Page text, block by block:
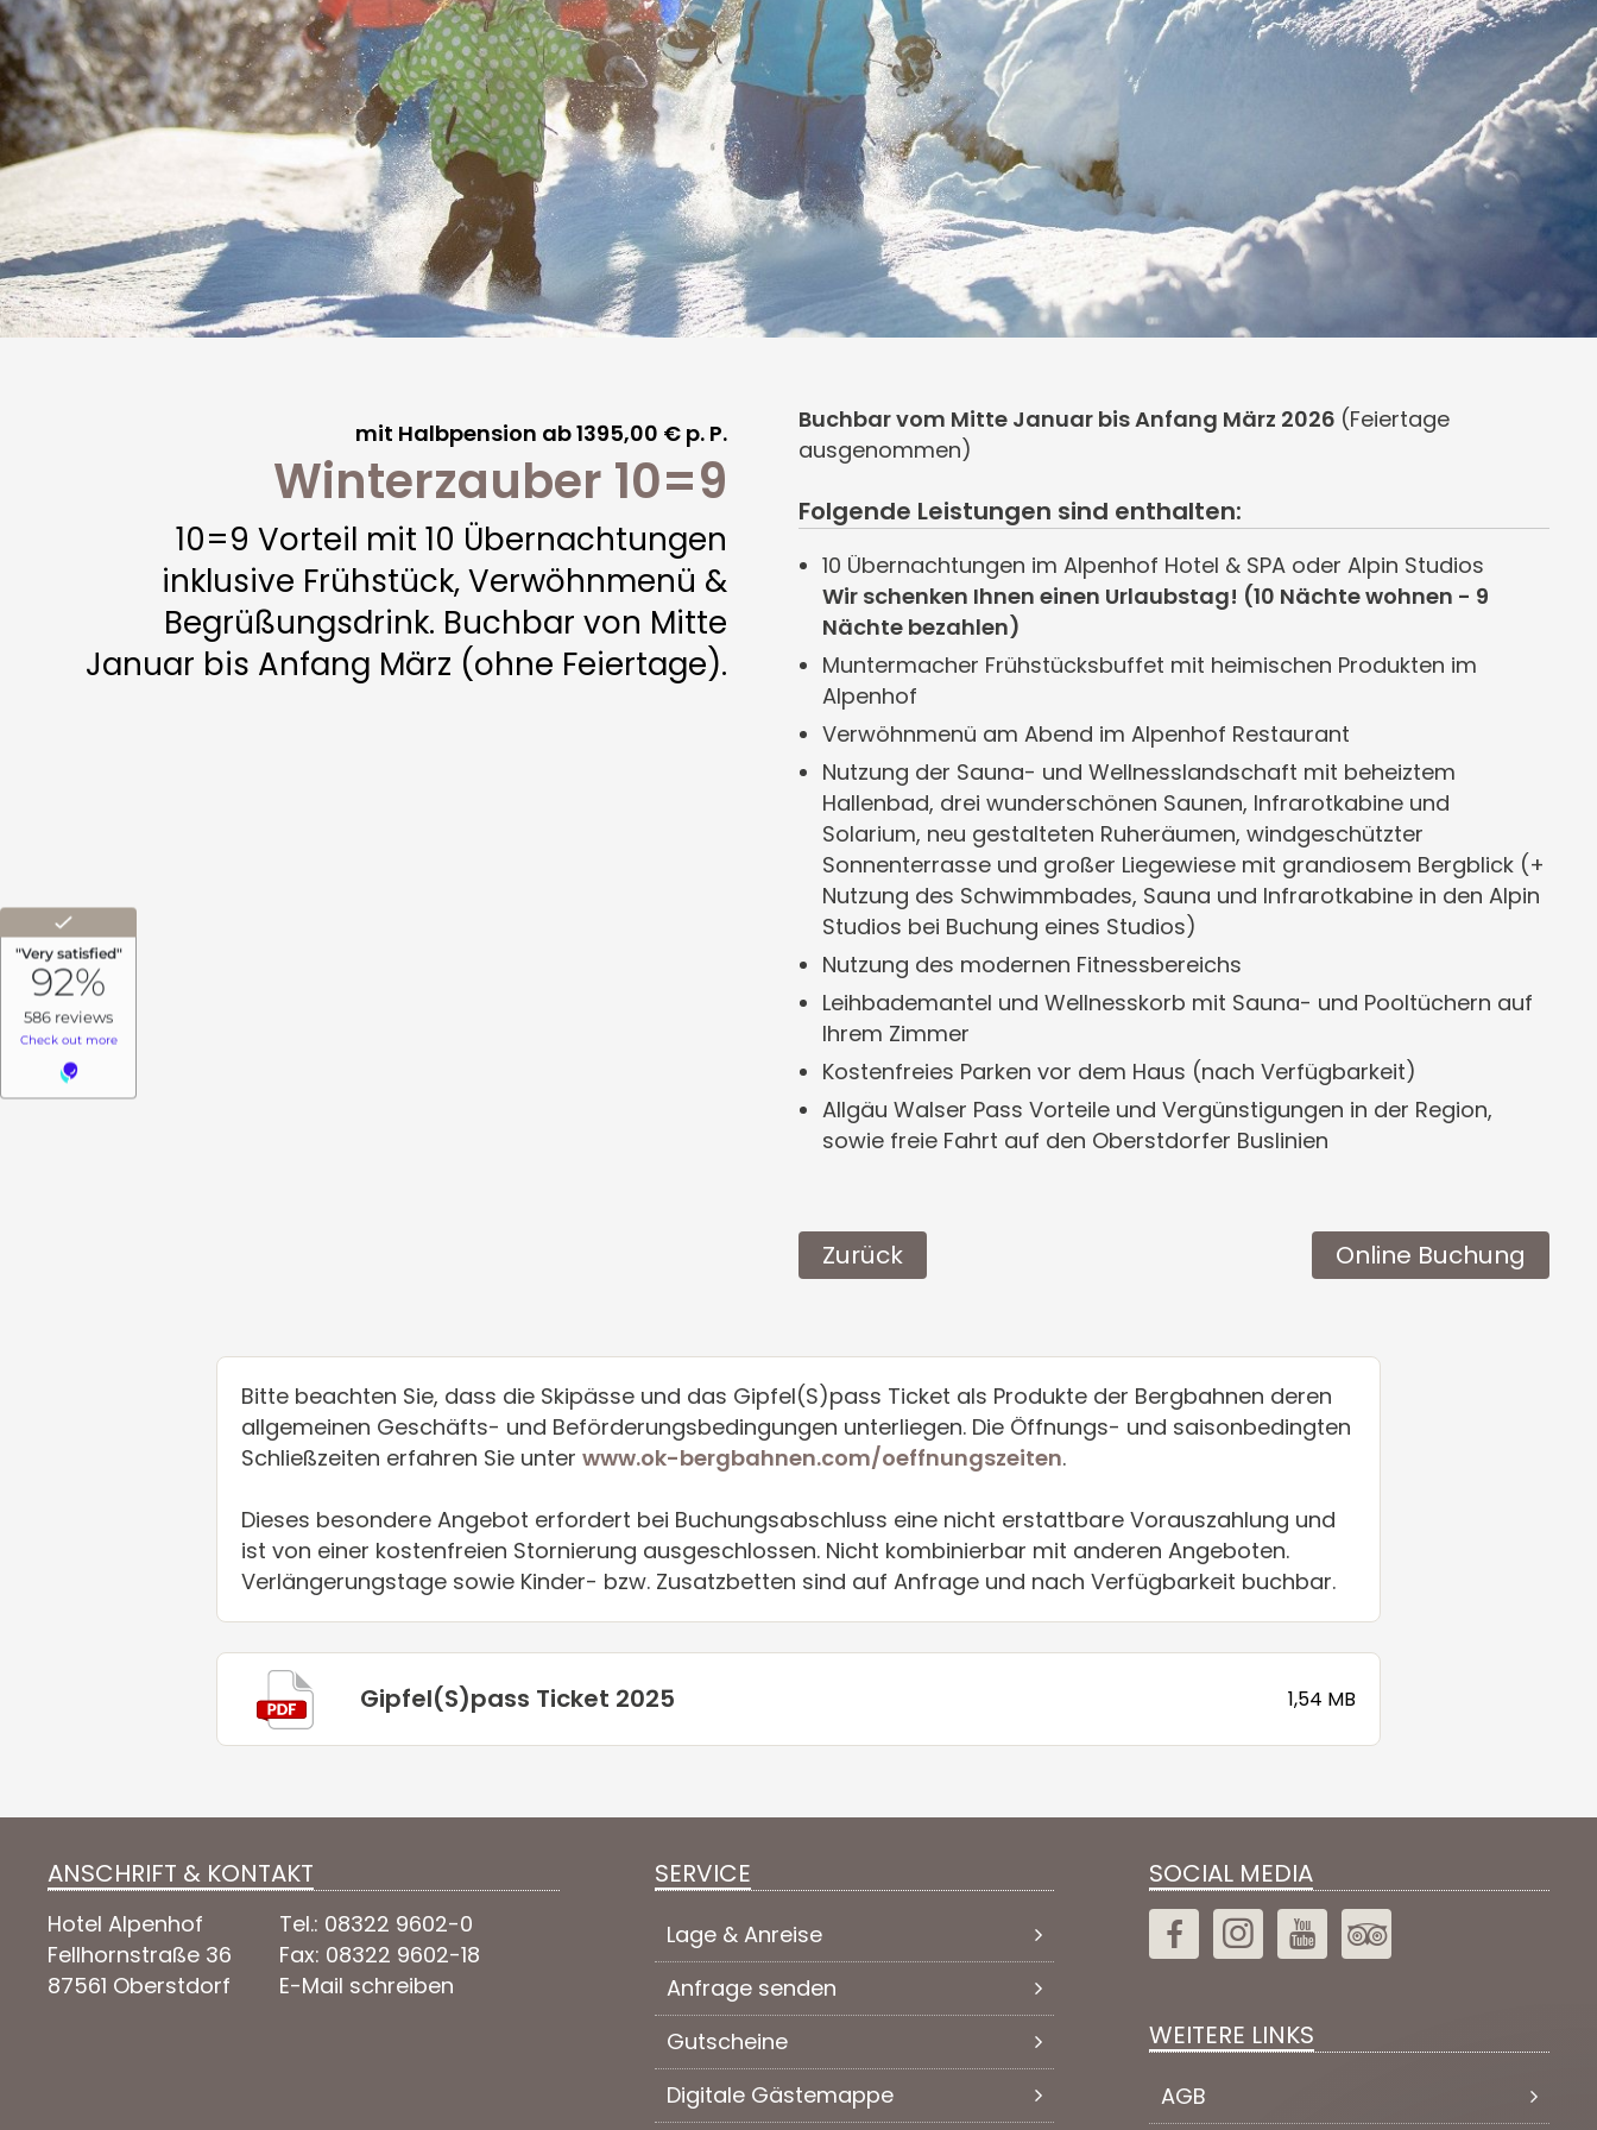
mit Halbpension ab 1395,00 € p. P.
Winterzauber 10=9
10=9 Vorteil mit 10 Übernachtungen
inklusive Frühstück, Verwöhnmenü &
Begrüßungsdrink. Buchbar von Mitte
Januar bis Anfang März (ohne Feiertage).
Buchbar vom Mitte Januar bis Anfang März 2026 (Feiertage
ausgenommen)
Folgende Leistungen sind enthalten:
10 Übernachtungen im Alpenhof Hotel & SPA oder Alpin Studios
Wir schenken Ihnen einen Urlaubstag! (10 Nächte wohnen - 9
Nächte bezahlen)
Muntermacher Frühstücksbuffet mit heimischen Produkten im
Alpenhof
Verwöhnmenü am Abend im Alpenhof Restaurant
Nutzung der Sauna- und Wellnesslandschaft mit beheiztem
Hallenbad, drei wunderschönen Saunen, Infrarotkabine und
Solarium, neu gestalteten Ruheräumen, windgeschützter
Sonnenterrasse und großer Liegewiese mit grandiosem Bergblick (+
Nutzung des Schwimmbades, Sauna und Infrarotkabine in den Alpin
Studios bei Buchung eines Studios)
Nutzung des modernen Fitnessbereichs
Leihbademantel und Wellnesskorb mit Sauna- und Pooltüchern auf
Ihrem Zimmer
Kostenfreies Parken vor dem Haus (nach Verfügbarkeit)
Allgäu Walser Pass Vorteile und Vergünstigungen in der Region,
sowie freie Fahrt auf den Oberstdorfer Buslinien
Zurück Online Buchung
Bitte beachten Sie, dass die Skipässe und das Gipfel(S)pass Ticket als Produkte der Bergbahnen deren
allgemeinen Geschäfts- und Beförderungsbedingungen unterliegen. Die Öffnungs- und saisonbedingten
Schließzeiten erfahren Sie unter www.ok-bergbahnen.com/oeffnungszeiten.
Dieses besondere Angebot erfordert bei Buchungsabschluss eine nicht erstattbare Vorauszahlung und
ist von einer kostenfreien Stornierung ausgeschlossen. Nicht kombinierbar mit anderen Angeboten.
Verlängerungstage sowie Kinder- bzw. Zusatzbetten sind auf Anfrage und nach Verfügbarkeit buchbar.
Gipfel(S)pass Ticket 2025 1,54 MB
ANSCHRIFT & KONTAKT
Hotel Alpenhof
Fellhornstraße 36
87561 Oberstdorf
Tel.: 08322 9602-0
Fax: 08322 9602-18
E-Mail schreiben
SERVICE
Lage & Anreise
Anfrage senden
Gutscheine
Digitale Gästemappe
SOCIAL MEDIA
WEITERE LINKS
AGB